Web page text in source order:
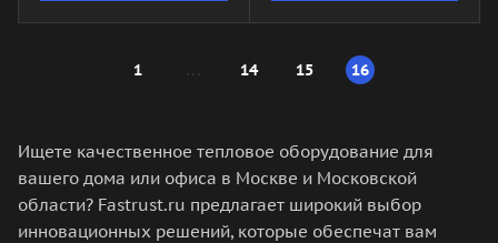
1 14 15 16
Ищете качественное тепловое оборудование для
вашего дома или офиса в Москве и Московской
области? Fastrust.ru предлагает широкий выбор
инновационных решений, которые обеспечат вам